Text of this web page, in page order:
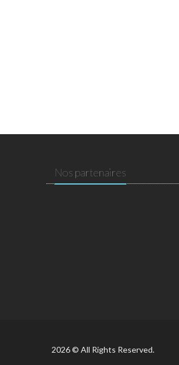
Nos partenaires
2026 © All Rights Reserved.